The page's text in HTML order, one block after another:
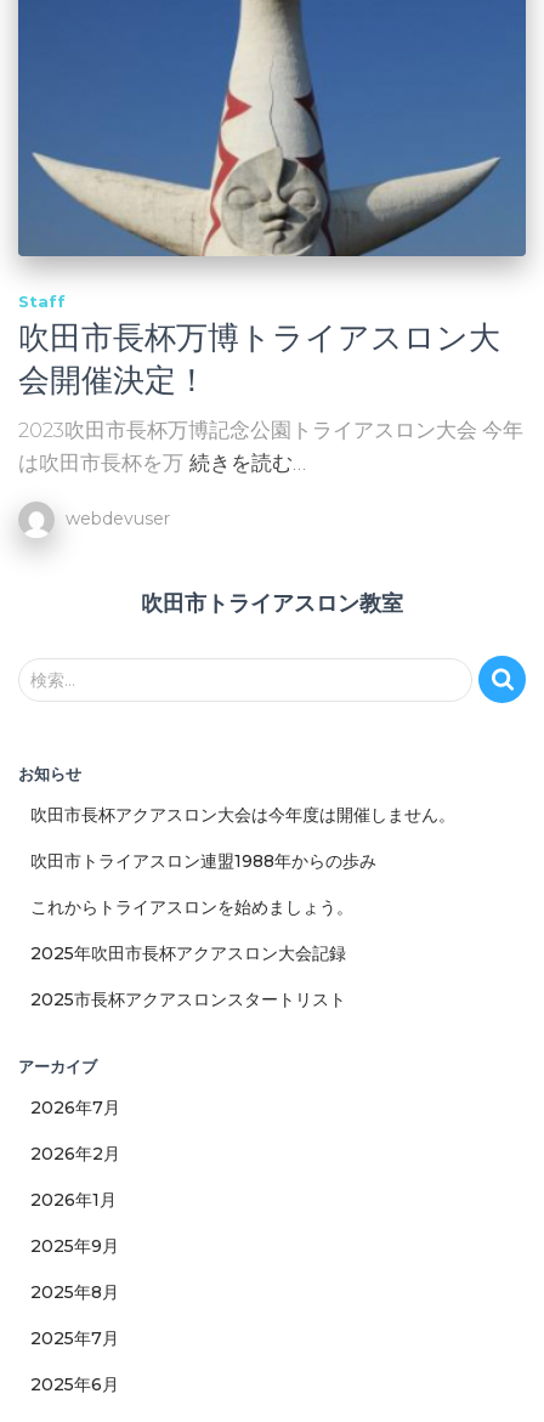
Staff
吹田市長杯万博トライアスロン大
会開催決定！
2023吹田市⾧杯万博記念公園トライアスロン大会 今年
は吹田市長杯を万 続きを読む…
webdevuser
吹田市トライアスロン教室
検
索
検索…
お知らせ
吹田市長杯アクアスロン大会は今年度は開催しません。
吹田市トライアスロン連盟1988年からの歩み
これからトライアスロンを始めましょう。
2025年吹田市長杯アクアスロン大会記録
2025市長杯アクアスロンスタートリスト
アーカイブ
2026年7月
2026年2月
2026年1月
2025年9月
2025年8月
2025年7月
2025年6月